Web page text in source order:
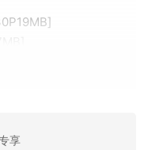
裤 [30P5MB]
[28P2V20MB]
享